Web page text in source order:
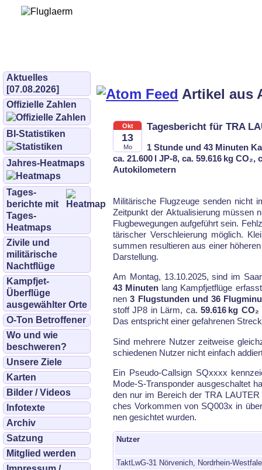
Aktuelles
[07.08.2026]
Offizielle Zahlen
BI-Statistiken
Jahres-Heatmaps
Tages­
berichte mit
Tages-
Heatmaps
Zivile und
militärische
Nachtflüge
Kampfjet-
Überflüge
ausgewählter Orte
O-Ton Betroffener
Wo und wie
beschweren?
Unsere Ziele
Karten
Bilder / Videos
Infotexte
Archiv
Satzung
Mitglied werden
Artikel aus
Okt
13
Mo
Tagesbericht für TRA
1 Stunde und 43 Minuten
ca. 21.600 l JP-8, ca. 59.616 kg
Autokilometern
Mi­li­tä­ri­sche Flug­zeu­ge sen­den nicht
Zeit­punkt der Ak­tu­ali­sie­rung müs­sen
Flug­be­we­gun­gen auf­ge­führt sein.
tä­ri­scher Ver­schlei­erung mög­lich.
sum­men re­sul­tie­ren aus ei­ner
Dar­stel­lung.
Am Montag, 13.10.2025, sind im
43 Minuten lang Kampf­jet­flü­ge
nen3 Flugstunden und 36
stoff JP8 in Lärm, ca.59.616 kg CO₂
Das ent­spricht ei­ner ge­fah­re­nen
Sind meh­re­re Nut­zer zeit­wei­se
schiede­nen Nut­zer nicht ein­fach
Ein Pseu­do-Call­sign SQxxxx
Mode-S-Trans­pon­der aus­ge­schal­tet
den nur im Be­reich der TRA
ches Vor­kom­men von SQ003x in
nen ge­sich­tet wur­den.
Nutzer
TaktLwG-31 Nörvenich, Nordrhein-